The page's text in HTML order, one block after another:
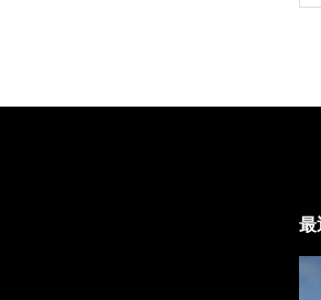
最